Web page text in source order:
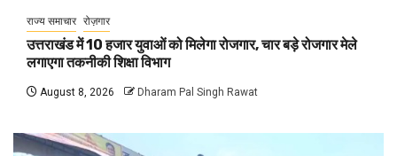
राज्य समाचार रोज़गार
उत्तराखंड में 10 हजार युवाओं को मिलेगा रोजगार, चार बड़े रोजगार मेले
लगाएगा तकनीकी शिक्षा विभाग
August 8, 2026 Dharam Pal Singh Rawat